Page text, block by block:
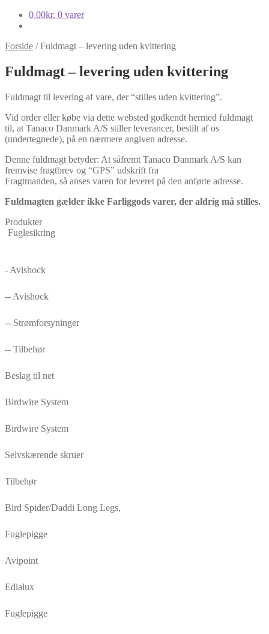
0,00kr. 0 varer
Forside /Fuldmagt – levering uden kvittering
Fuldmagt – levering uden kvittering
Fuldmagt til levering af vare, der “stilles uden kvittering”.
Vid order eller købe via dette websted godkendt hermed fuldmagt
til, at Tanaco Danmark A/S stiller leverancer, bestilt af os
(undertegnede), på en nærmere angiven adresse.
Denne fuldmagt betyder: At såfremt Tanaco Danmark A/S kan
fremvise fragtbrev og “GPS” udskrift fra
Fragtmanden, så anses varen for leveret på den anførte adresse.
Fuldmagten gælder ikke Farliggods varer, der aldrig må stilles.
Produkter
Fuglesikring
- Avishock
-- Avishock
-- Strømforsyninger
-- Tilbehør
Beslag til net
Birdwire System
Birdwire System
Selvskærende skruer
Tilbehør
Bird Spider/Daddi Long Legs,
Fuglepigge
Avipoint
Edialux
Fuglepigge